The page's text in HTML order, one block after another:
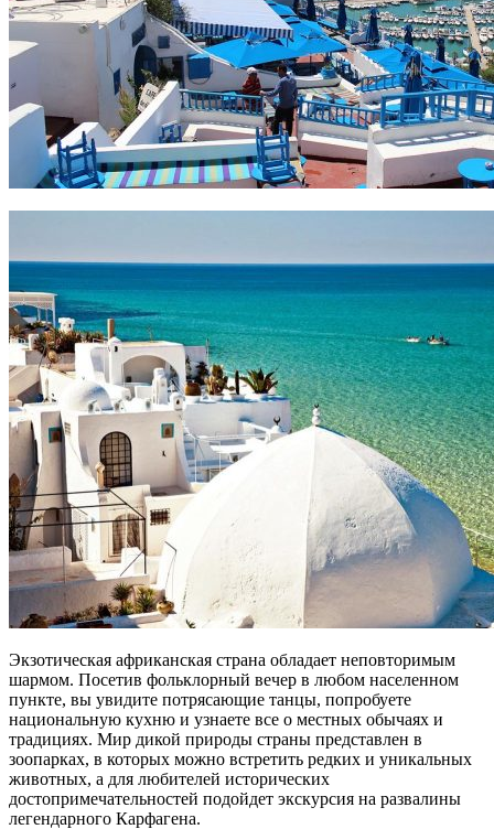
Экзотическая африканская страна обладает неповторимым
шармом. Посетив фольклорный вечер в любом населенном
пункте, вы увидите потрясающие танцы, попробуете
национальную кухню и узнаете все о местных обычаях и
традициях. Мир дикой природы страны представлен в
зоопарках, в которых можно встретить редких и уникальных
животных, а для любителей исторических
достопримечательностей подойдет экскурсия на развалины
легендарного Карфагена.